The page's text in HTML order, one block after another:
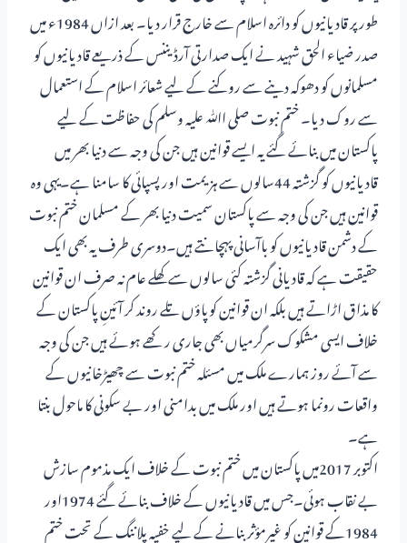
طور پر قادیانیوں کو دائرہ اسلام سے خارج قرار دیا۔ بعد ازاں 1984ء میں
صدر ضیاء الحق شہید نے ایک صدارتی آرڈیننس کے ذریعے قادیانیوں کو
مسلمانوں کو دھوکہ دینے سے روکنے کے لیے شعائر اسلام کے استعمال
سے روک دیا۔ ختم نبوت صلی اﷲ علیہ وسلم کی حفاظت کے لیے
پاکستان میں بنائے گئے یہ ایسے قوانین ہیں جن کی وجہ سے دنیا بھر میں
قادیانیوں کو گزشتہ 44سالوں سے ہزیمت اور پسپائی کا سامنا ہے۔یہی وہ
قوانین ہیں جن کی وجہ سے پاکستان سمیت دنیا بھر کے مسلمان ختم نبوت
کے دشمن قادیانیوں کو باآسانی پہچانتے ہیں۔دوسری طرف یہ بھی ایک
حقیقت ہے کہ قادیانی گزشتہ کئی سالوں سے کھلے عام نہ صرف ان قوانین
کا مذاق اڑاتے ہیں بلکہ ان قوانین کوپاؤں تلے روند کر آئینِ پاکستان کے
خلاف ایسی مشکوک سرگرمیاں بھی جاری رکھے ہوئے ہیں جن کی وجہ
سے آئے روز ہمارے ملک میں مسئلہ ختم نبوت سے چھیڑخانیوں کے
واقعات رونما ہوتے ہیں اور ملک میں بدامنی اور بے سکونی کا ماحول بنتا
ہے۔
اکتوبر 2017میں پاکستان میں ختم نبوت کے خلاف ایک مذموم سازش
بے نقاب ہوئی۔جس میں قادیانیوں کے خلاف بنائے گئے 1974اور
1984کے قوانین کو غیرمؤثر بنانے کے لیے خفیہ پلاننگ کے تحت ختم